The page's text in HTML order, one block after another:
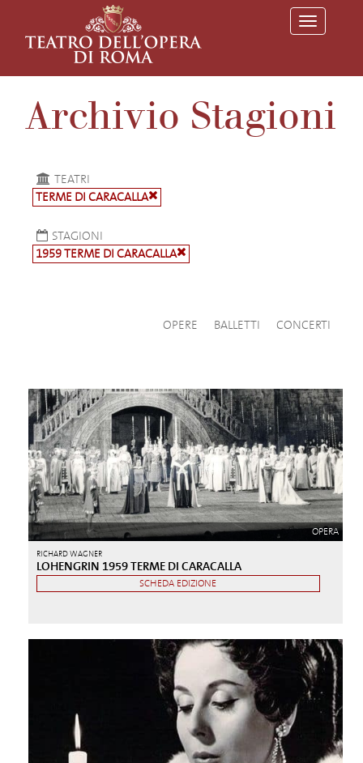
T
o
l
a
v
Archivio Stagioni
TEATRI
TERME DI CARACALLA
STAGIONI
1959 TERME DI CARACALLA
OPERE BALLETTI CONCERTI
OPERA
RICHARD WAGNER
LOHENGRIN 1959 TERME DI CARACALLA
SCHEDA EDIZIONE